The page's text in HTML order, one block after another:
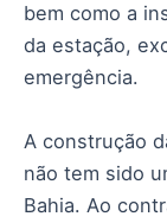
bem como a
da estação,
emergência.
A construção
não tem sido
Bahia. Ao